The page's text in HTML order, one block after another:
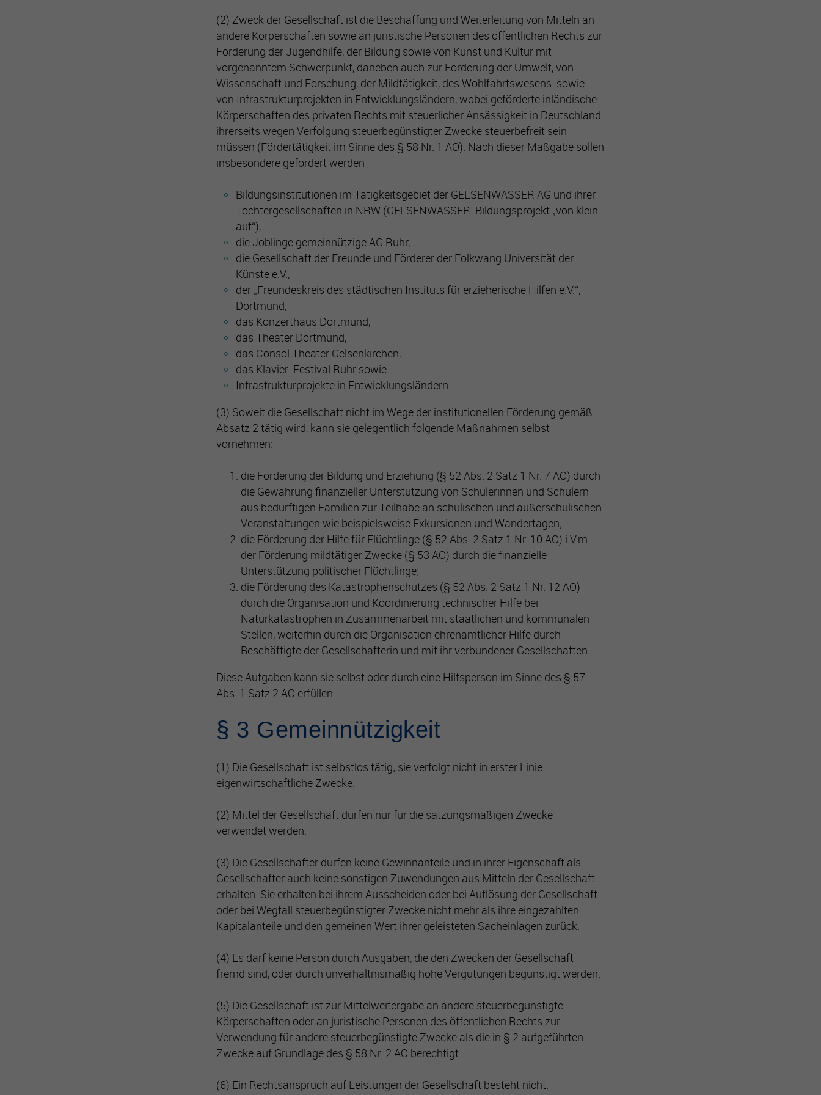
(2) Zweck der Gesellschaft ist die Beschaffung und Weiterleitung von Mitteln an
andere Körperschaften sowie an juristische Personen des öffentlichen Rechts zur
Förderung der Jugendhilfe, der Bildung sowie von Kunst und Kultur mit
vorgenanntem Schwerpunkt, daneben auch zur Förderung der Umwelt, von
Wissenschaft und Forschung, der Mildtätigkeit, des Wohlfahrtswesens sowie
von Infrastrukturprojekten in Entwicklungsländern, wobei geförderte inländische
Körperschaften des privaten Rechts mit steuerlicher Ansässigkeit in Deutschland
ihrerseits wegen Verfolgung steuerbegünstigter Zwecke steuerbefreit sein
müssen (Fördertätigkeit im Sinne des § 58 Nr. 1 AO). Nach dieser Maßgabe sollen
insbesondere gefördert werden
Bildungsinstitutionen im Tätigkeitsgebiet der GELSENWASSER AG und ihrer
Tochtergesellschaften in NRW (GELSENWASSER-Bildungsprojekt „von klein
auf“),
die Joblinge gemeinnützige AG Ruhr,
die Gesellschaft der Freunde und Förderer der Folkwang Universität der
Künste e.V.,
der „Freundeskreis des städtischen Instituts für erzieherische Hilfen e.V.“,
Dortmund,
das Konzerthaus Dortmund,
das Theater Dortmund,
das Consol Theater Gelsenkirchen,
das Klavier-Festival Ruhr sowie
Infrastrukturprojekte in Entwicklungsländern.
(3) Soweit die Gesellschaft nicht im Wege der institutionellen Förderung gemäß
Absatz 2 tätig wird, kann sie gelegentlich folgende Maßnahmen selbst
vornehmen:
die Förderung der Bildung und Erziehung (§ 52 Abs. 2 Satz 1 Nr. 7 AO) durch
die Gewährung finanzieller Unterstützung von Schülerinnen und Schülern
aus bedürftigen Familien zur Teilhabe an schulischen und außerschulischen
Veranstaltungen wie beispielsweise Exkursionen und Wandertagen;
die Förderung der Hilfe für Flüchtlinge (§ 52 Abs. 2 Satz 1 Nr. 10 AO) i.V.m.
der Förderung mildtätiger Zwecke (§ 53 AO) durch die finanzielle
Unterstützung politischer Flüchtlinge;
die Förderung des Katastrophenschutzes (§ 52 Abs. 2 Satz 1 Nr. 12 AO)
durch die Organisation und Koordinierung technischer Hilfe bei
Naturkatastrophen in Zusammenarbeit mit staatlichen und kommunalen
Stellen, weiterhin durch die Organisation ehrenamtlicher Hilfe durch
Beschäftigte der Gesellschafterin und mit ihr verbundener Gesellschaften.
Diese Aufgaben kann sie selbst oder durch eine Hilfsperson im Sinne des § 57
Abs. 1 Satz 2 AO erfüllen.
§ 3 Gemeinnützigkeit
(1) Die Gesellschaft ist selbstlos tätig; sie verfolgt nicht in erster Linie
eigenwirtschaftliche Zwecke.
(2) Mittel der Gesellschaft dürfen nur für die satzungsmäßigen Zwecke
verwendet werden.
(3) Die Gesellschafter dürfen keine Gewinnanteile und in ihrer Eigenschaft als
Gesellschafter auch keine sonstigen Zuwendungen aus Mitteln der Gesellschaft
erhalten. Sie erhalten bei ihrem Ausscheiden oder bei Auflösung der Gesellschaft
oder bei Wegfall steuerbegünstigter Zwecke nicht mehr als ihre eingezahlten
Kapitalanteile und den gemeinen Wert ihrer geleisteten Sacheinlagen zurück.
(4) Es darf keine Person durch Ausgaben, die den Zwecken der Gesellschaft
fremd sind, oder durch unverhältnismäßig hohe Vergütungen begünstigt werden.
(5) Die Gesellschaft ist zur Mittelweitergabe an andere steuerbegünstigte
Körperschaften oder an juristische Personen des öffentlichen Rechts zur
Verwendung für andere steuerbegünstigte Zwecke als die in § 2 aufgeführten
Zwecke auf Grundlage des § 58 Nr. 2 AO berechtigt.
(6) Ein Rechtsanspruch auf Leistungen der Gesellschaft besteht nicht.